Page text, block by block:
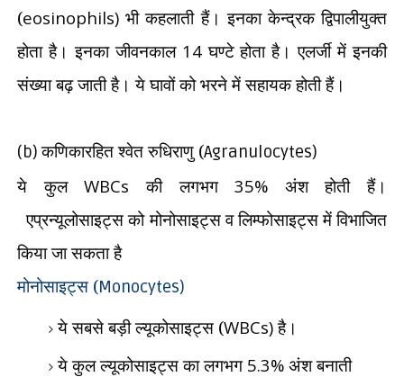
(eosinophils)भी कहलाती हैं। इनका केन्द्रक द्विपालीयुक्त
होता है। इनका जीवनकाल 14घण्टे होता है। एलर्जी में इनकी
संख्या बढ़ जाती है। ये घावों को भरने में सहायक होती हैं।
(b)कणिकारहित श्वेत रुधिराणु (Agranulocytes)
ये कुलWBCsकी लगभग35% अंश होती हैं।
एप्रन्यूलोसाइट्स को मोनोसाइट्स व लिम्फोसाइट्स में विभाजित
किया जा सकता है
मोनोसाइट्स (Monocytes)
ये सबसे बड़ी ल्यूकोसाइट्स (WBCs)है।
ये कुल ल्यूकोसाइट्स का लगभग 5.3%अंश बनाती